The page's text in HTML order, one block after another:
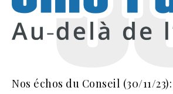
Nos échos du Conseil (30/11/